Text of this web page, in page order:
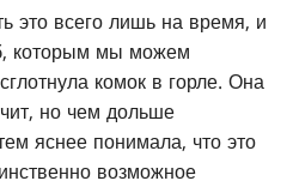
это всего лишь на время, и
которым мы можем
комок в горле. Она
но чем дольше
яснее понимала, что это
возможное